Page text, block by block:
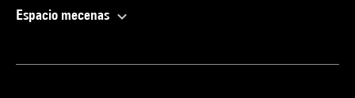
Espacio mecenas